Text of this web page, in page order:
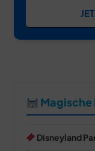
Magische
Disneyland